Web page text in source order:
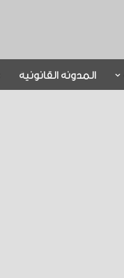
المدونة القانونية